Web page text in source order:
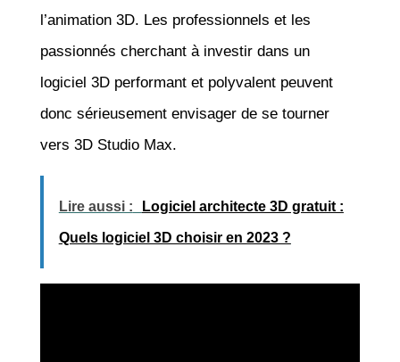
l’animation 3D. Les professionnels et les
passionnés cherchant à investir dans un
logiciel 3D performant et polyvalent peuvent
donc sérieusement envisager de se tourner
vers 3D Studio Max.
Lire aussi : Logiciel architecte 3D gratuit :
Quels logiciel 3D choisir en 2023 ?